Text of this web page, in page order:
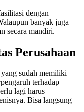
dengan
banyak juga
secara mandiri.
Perusahaan
sudah memiliki
terhadap
lagi harus
Bisa langsung